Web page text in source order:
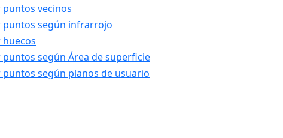
puntos vecinos
puntos según infrarrojo
huecos
puntos según Área de superficie
puntos según planos de usuario